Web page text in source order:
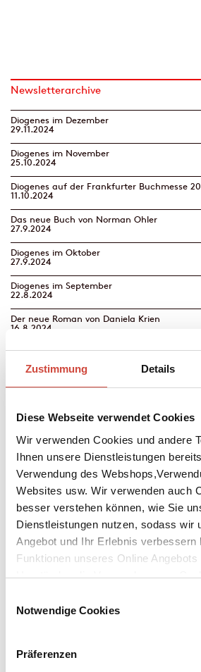
Zustimmung Details
Diese Webseite verwendet Cookies
Wir verwenden Cookies und andere
Ihnen unsere Dienstleistungen
Verwendung des
Websites usw. Wir verwenden auch
besser verstehen können, wie Sie
Dienstleistungen nutzen, sodass wir
Angebot und Ihr Erlebnis verbessern
Funktionen unseres Online Angebots
Umständen die Verwendung von
Notwendige Cookies
Präferenzen
Newsletterarchive
Diogenes im Dezember
29.11.2024
Diogenes im November
25.10.2024
Diogenes auf der Frankfurter Buchmesse
11.10.2024
Das neue Buch von Norman Ohler
27.9.2024
Diogenes im Oktober
27.9.2024
Diogenes im September
22.8.2024
Der neue Roman von Daniela Krien
16.8.2024
Diogenes im August | Neues von Benedict
Diogenes im August | Neues von Benedict
Diogenes | unsere Kalendervielfalt
Diogenes im Juli | Live-Talk mit Micha
28.6.2024
Diogenes im Juli |
28.6.2024
31.5.2024
Diogenes im Juni | Brunettis neuester Fall
31.5.2024
Diogenes im Mai | Bruno, Chef de police
Neue Diogenes eBook Leseexemplare
25.4.2024